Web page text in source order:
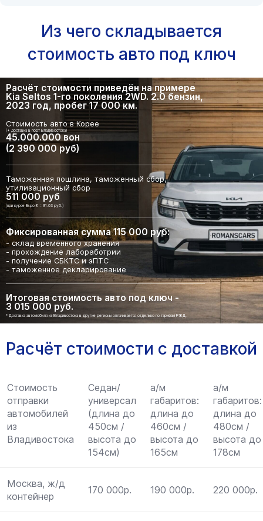
Из чего складывается
стоимость авто под ключ
Расчёт стоимости приведён на примере
Kia Seltos 1-го поколения 2WD. 2.0 бензин,
2023 год, пробег 17 000 км.
Стоимость авто в Корее
(+ доставка в порт Владивостока)
45.000.000 вон
(2 390 000 руб)
Таможенная пошлина, таможенный сбор,
утилизационный сбор
511 000 руб
(при курсе Евро € = 91.03 руб.)
Фиксированная сумма 115 000 руб:
- склад временного хранения
- прохождение лабоработрии
- получение СБКТС и эПТС
- таможенное декларирование
Итоговая стоимость авто под ключ -
3 015 000 руб.
* Доставка автомобиля из Владивостока в другие регионы оплачивается отдельно по тарифам РЖД.
Расчёт стоимости с доставкой
Стоимость
отправки
автомобилей
из
Владивостока
Седан/
универсал
(длина до
450см /
высота до
154см)
а/м
габаритов:
длина до
460см /
высота до
165см
а/м
габаритов:
длина до
480см /
высота до
178см
Москва, ж/д
контейнер
170 000р. 190 000р. 220 000р.